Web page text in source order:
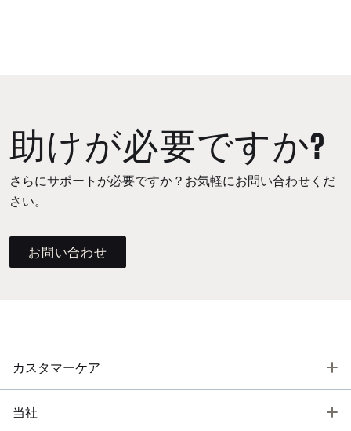
助けが必要ですか?
さらにサポートが必要ですか？お気軽にお問い合わせくだ
さい。
お問い合わせ
カスタマーケア
当社